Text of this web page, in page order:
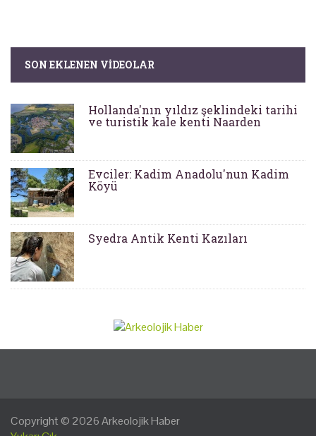
SON EKLENEN VIDEOLAR
Hollanda'nın yıldız şeklindeki tarihi
ve turistik kale kenti Naarden
Evciler: Kadim Anadolu'nun Kadim
Köyü
Syedra Antik Kenti Kazıları
Copyright © 2026Arkeolojik Haber